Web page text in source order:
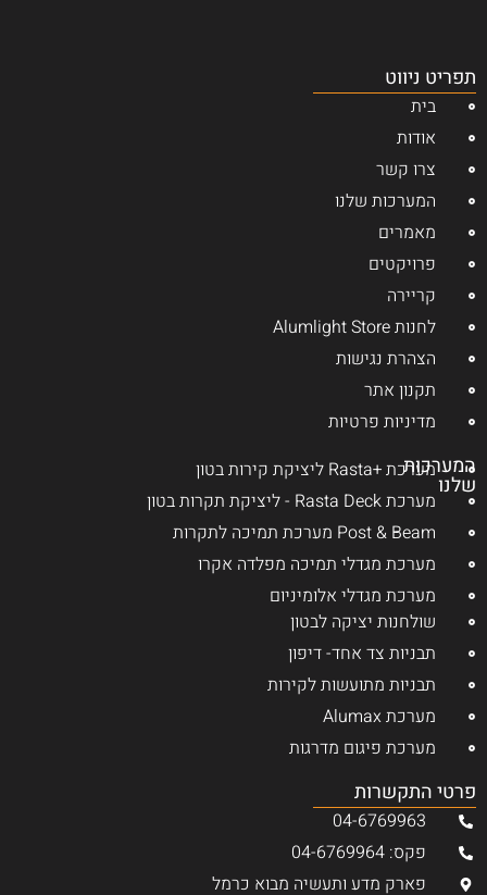
תפריט ניווט
בית
אודות
צרו קשר
המערכות שלנו
מאמרים
פרויקטים
קריירה
לחנות Alumlight Store
הצהרת נגישות
תקנון אתר
מדיניות פרטיות
המערכות
שלנו
מערכת +Rasta ליציקת קירות בטון
מערכת Rasta Deck - ליציקת תקרות בטון
Post & Beam מערכת תמיכה לתקרות
מערכת מגדלי תמיכה מפלדה אקרו
מערכת מגדלי אלומיניום
שולחנות יציקה לבטון
תבניות צד אחד- דיפון
תבניות מתועשות לקירות
מערכת Alumax
מערכת פיגום מדרגות
פרטי התקשרות
04-6769963
פקס: 04-6769964
פארק מדע ותעשיה מבוא כרמל